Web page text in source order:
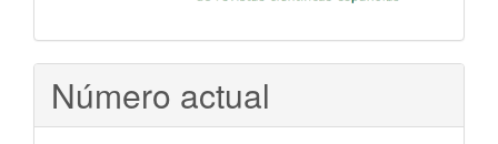
Número actual